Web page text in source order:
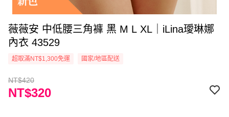
薇薇安 中低腰三角褲 黑 M L XL｜iLina璦琳娜
內衣 43529
超取滿NT$1,300免運 國家/地區配送
NT$420
NT$320